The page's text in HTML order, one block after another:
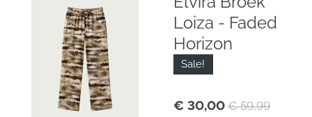
Loiza - Faded
Horizon
Sale!
€ 30,00 € 59,99